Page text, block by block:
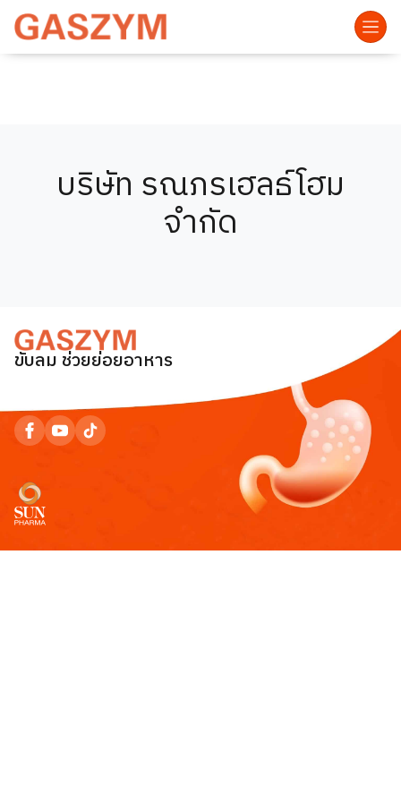
บริษัท รณภรเฮลธ์โฮม
จำกัด
ขับลม ช่วยย่อยอาหาร